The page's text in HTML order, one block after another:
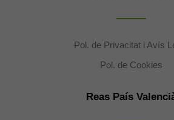
Pol. de Privacitat i Avís
Pol. de Cookies
Reas País